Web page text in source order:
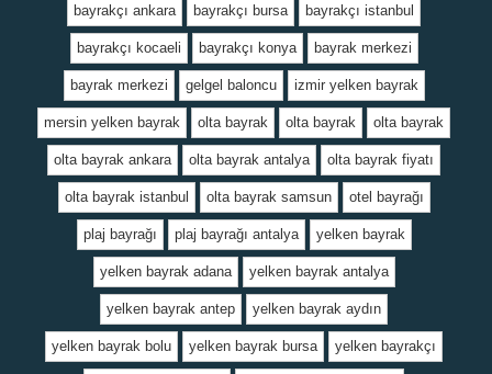
bayrakçı ankara bayrakçı bursa bayrakçı istanbul
bayrakçı kocaeli bayrakçı konya bayrak merkezi
bayrak merkezi gelgel baloncu izmir yelken bayrak
mersin yelken bayrak olta bayrak olta bayrak olta bayrak
olta bayrak ankara olta bayrak antalya olta bayrak fiyatı
olta bayrak istanbul olta bayrak samsun otel bayrağı
plaj bayrağı plaj bayrağı antalya yelken bayrak
yelken bayrak adana yelken bayrak antalya
yelken bayrak antep yelken bayrak aydın
yelken bayrak bolu yelken bayrak bursa yelken bayrakçı